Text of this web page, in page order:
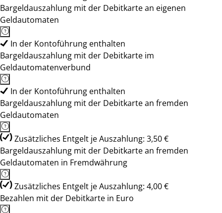
Bargeldauszahlung mit der Debitkarte an eigenen
Geldautomaten
In der Kontoführung enthalten
Bargeldauszahlung mit der Debitkarte im
Geldautomatenverbund
In der Kontoführung enthalten
Bargeldauszahlung mit der Debitkarte an fremden
Geldautomaten
Zusätzliches Entgelt je Auszahlung: 3,50 €
Bargeldauszahlung mit der Debitkarte an fremden
Geldautomaten in Fremdwährung
Zusätzliches Entgelt je Auszahlung: 4,00 €
Bezahlen mit der Debitkarte in Euro